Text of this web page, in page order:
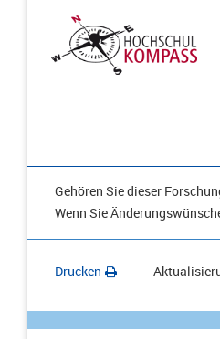
Gehören Sie dieser
Wenn Sie
Drucken